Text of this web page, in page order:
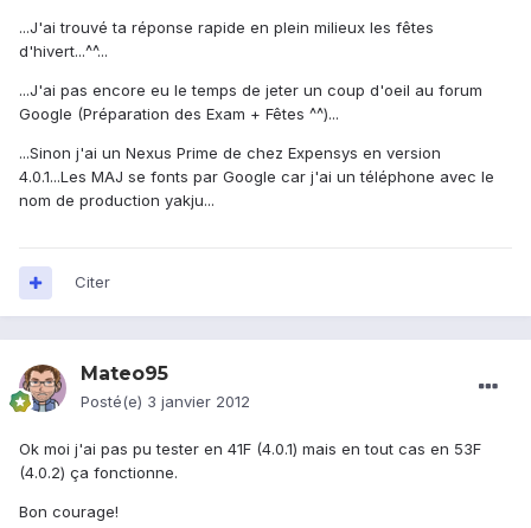
...J'ai trouvé ta réponse rapide en plein milieux les fêtes
d'hivert...^^...
...J'ai pas encore eu le temps de jeter un coup d'oeil au forum
Google (Préparation des Exam + Fêtes ^^)...
...Sinon j'ai un Nexus Prime de chez Expensys en version
4.0.1...Les MAJ se fonts par Google car j'ai un téléphone avec le
nom de production yakju...
Citer
Mateo95
Posté(e) 3 janvier 2012
Ok moi j'ai pas pu tester en 41F (4.0.1) mais en tout cas en 53F
(4.0.2) ça fonctionne.
Bon courage!